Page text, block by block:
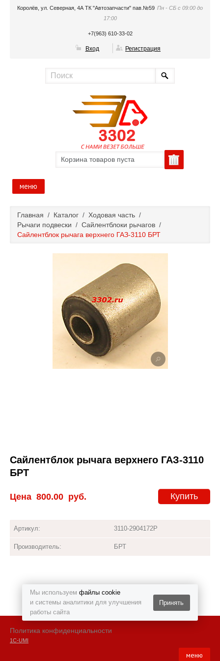
Мы используем файлы cookie
и системы аналитики для улучшения
работы сайта
Принять
Королёв, ул. Северная, 4А ТК "Автозапчасти" пав.№59 Пн - СБ с 09:00 до
17:00
+7(963) 610-33-02
Вход Регистрация
Корзина товаров пуста
меню
Каталог
Полезные статьи
Главная / Каталог / Ходовая часть /
Рычаги подвески / Сайлентблоки рычагов /
Сайлентблок рычага верхнего ГАЗ-3110 БРТ
Сайлентблок рычага верхнего ГАЗ-3110
БРТ
Купить
Цена 800.00 руб.
Артикул: 3110-2904172Р
Производитель: БРТ
Политика конфиденциальности
1С-UMI
меню